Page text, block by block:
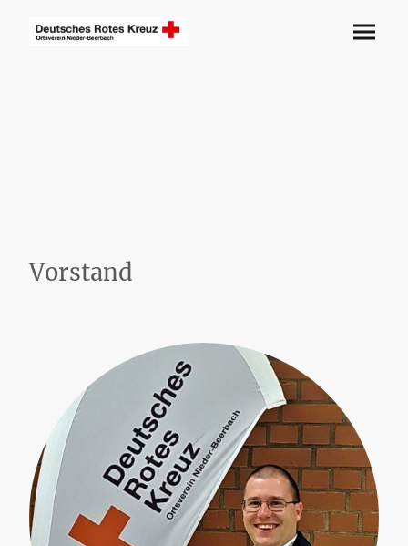
Vorstand